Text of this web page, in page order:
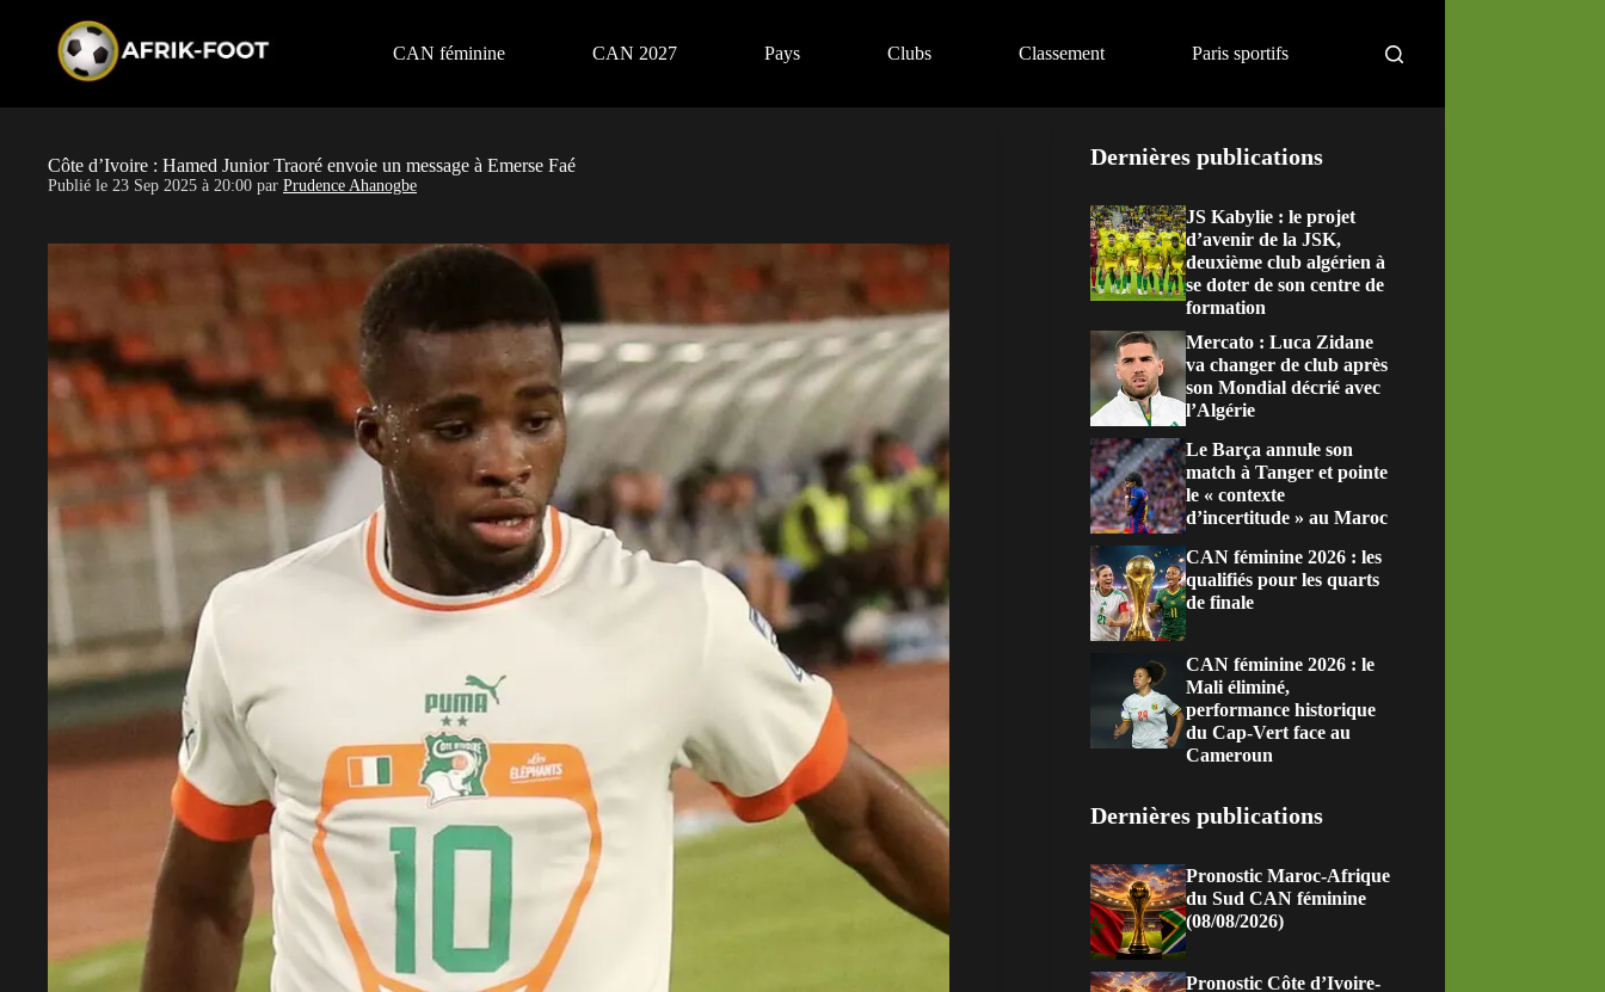
CAN féminine CAN 2027 Pays Clubs Classement Paris sportifs
Côte d’Ivoire : Hamed Junior Traoré envoie un message à Emerse Faé
Publié le 23 Sep 2025 à 20:00 par Prudence Ahanogbe
Dernières publications
JS Kabylie : le projet
d’avenir de la JSK,
deuxième club algérien à
se doter de son centre de
formation
Mercato : Luca Zidane
va changer de club après
son Mondial décrié avec
l’Algérie
Le Barça annule son
match à Tanger et pointe
le « contexte
d’incertitude » au Maroc
CAN féminine 2026 : les
qualifiés pour les quarts
de finale
CAN féminine 2026 : le
Mali éliminé,
performance historique
du Cap-Vert face au
Cameroun
Dernières publications
Pronostic Maroc-Afrique
du Sud CAN féminine
(08/08/2026)
Pronostic Côte d’Ivoire-